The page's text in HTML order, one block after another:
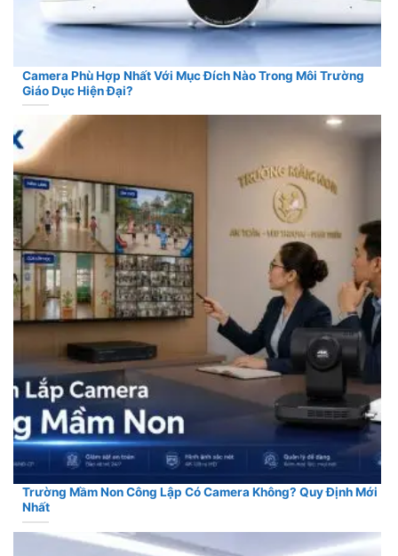
Camera Phù Hợp Nhất Với Mục Đích Nào Trong Môi Trường
Giáo Dục Hiện Đại?
Trường Mầm Non Công Lập Có Camera Không? Quy Định Mới
Nhất